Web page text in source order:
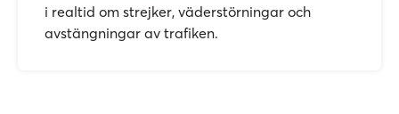
i realtid om strejker, väderstörningar och
avstängningar av trafiken.